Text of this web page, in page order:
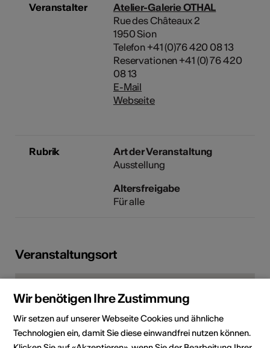
Veranstalter
Atelier-Galerie OTHAL
Rue des Châteaux 2
1950 Sion
Telefon +41 (0)76 420 08 13
Reservationen +41 (0) 76 420
08 13
E-Mail
Webseite
Rubrik
Art der Veranstaltung
Ausstellung
Altersfreigabe
Für alle
Veranstaltungsort
Wir benötigen Ihre Zustimmung
Wir setzen auf unserer Webseite Cookies und ähnliche
Technologien ein, damit Sie diese einwandfrei nutzen können.